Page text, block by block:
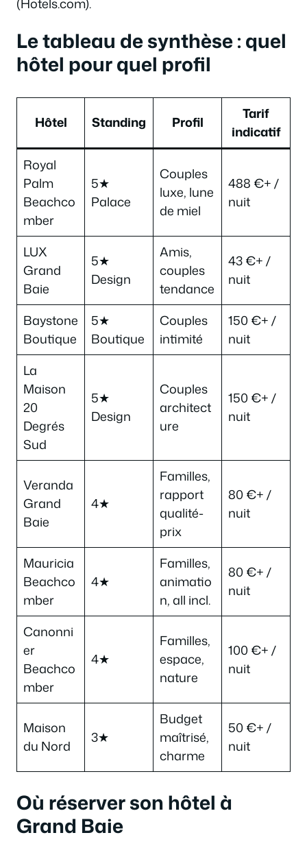
Le tableau de synthèse : quel
hôtel pour quel profil
Hôtel Standing Profil
Tarif
indicatif
Royal
Palm
Beachco
mber
5★
Palace
Couples
luxe, lune
de miel
488 €+ /
nuit
LUX
Grand
Baie
5★
Design
Amis,
couples
tendance
43 €+ /
nuit
Baystone
Boutique
5★
Boutique
Couples
intimité
150 €+ /
nuit
La
Maison
20
Degrés
Sud
5★
Design
Couples
architect
ure
150 €+ /
nuit
Veranda
Grand
Baie
4★
Familles,
rapport
qualité-
prix
80 €+ /
nuit
Mauricia
Beachco
mber
4★
Familles,
animatio
n, all incl.
80 €+ /
nuit
Canonni
er
Beachco
mber
4★
Familles,
espace,
nature
100 €+ /
nuit
Maison
du Nord
3★
Budget
maîtrisé,
charme
50 €+ /
nuit
Où réserver son hôtel à
Grand Baie